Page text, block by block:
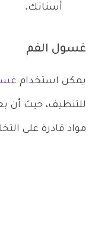
أسنانك.
غسول الفم
يمكن استخدام
للتنظيف، حيث أن
مواد قادرة على